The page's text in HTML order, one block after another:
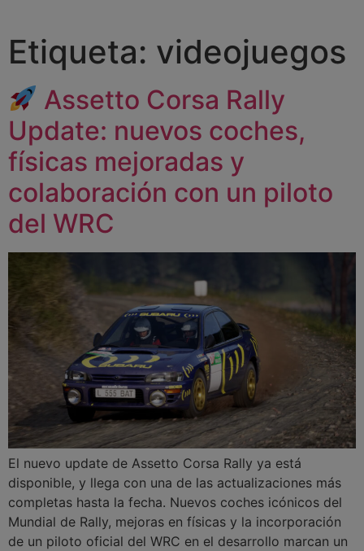
Etiqueta: videojuegos
Assetto Corsa Rally
Update: nuevos coches,
físicas mejoradas y
colaboración con un piloto
del WRC
El nuevo update de Assetto Corsa Rally ya está
disponible, y llega con una de las actualizaciones más
completas hasta la fecha. Nuevos coches icónicos del
Mundial de Rally, mejoras en físicas y la incorporación
de un piloto oficial del WRC en el desarrollo marcan un